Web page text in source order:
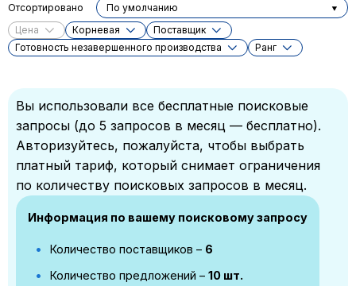
Цена Корневая
Поставщик
Готовность незавершенного производства
Ранг
Отсортировано По умолчанию
Вы использовали все бесплатные поисковые
запросы (до 5 запросов в месяц — бесплатно).
Авторизуйтесь, пожалуйста, чтобы выбрать
платный тариф, который снимает ограничения
по количеству поисковых запросов в месяц.
Информация по вашему поисковому запросу
Количество поставщиков – 6
Количество предложений – 10 шт.